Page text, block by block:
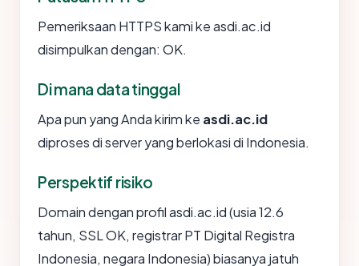
Pemeriksaan HTTPS kami ke asdi.ac.id
disimpulkan dengan: OK.
Di mana data tinggal
Apa pun yang Anda kirim ke asdi.ac.id
diproses di server yang berlokasi di Indonesia.
Perspektif risiko
Domain dengan profil asdi.ac.id (usia 12.6
tahun, SSL OK, registrar PT Digital Registra
Indonesia, negara Indonesia) biasanya jatuh